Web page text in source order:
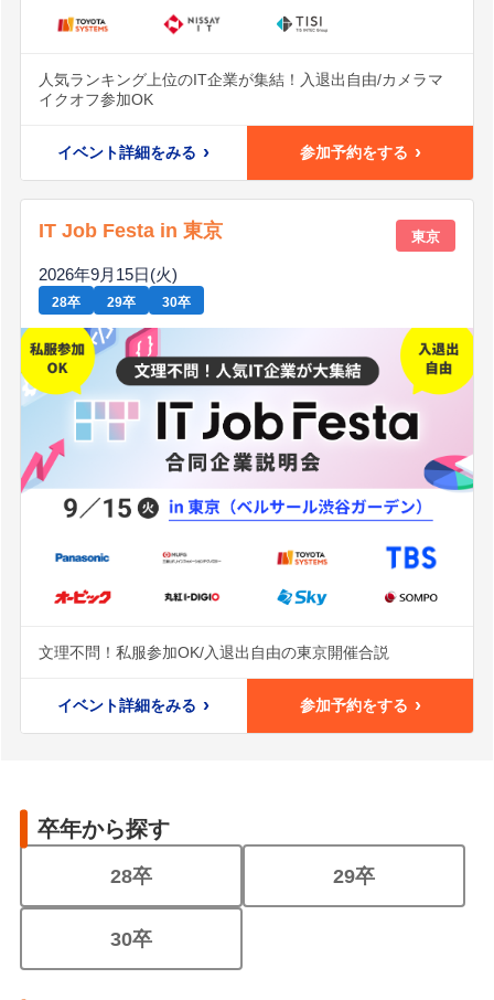
人気ランキング上位のIT企業が集結！入退出自由/カメラマ
イクオフ参加OK
イベント詳細をみる 参加予約をする
IT Job Festa in 東京 東京
2026年9月15日(火)
28卒 29卒 30卒
文理不問！私服参加OK/入退出自由の東京開催合説
イベント詳細をみる 参加予約をする
卒年から探す
28卒 29卒
30卒